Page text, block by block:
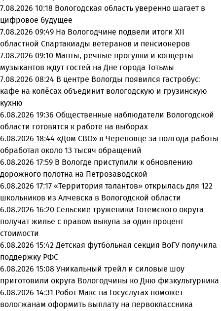
7.08.2026 10:18 Вологодская область уверенно шагает в
цифровое будущее
7.08.2026 09:49 На Вологодчине подвели итоги XII
областной Спартакиады ветеранов и пенсионеров
7.08.2026 09:10 Манты, речные прогулки и концерты
музыкантов ждут гостей на Дне города Тотьмы
7.08.2026 08:24 В центре Вологды появился гастробус:
кафе на колёсах объединит вологодскую и грузинскую
кухню
6.08.2026 19:36 Общественные наблюдатели Вологодской
области готовятся к работе на выборах
6.08.2026 18:44 «Дом СВО» в Череповце за полгода работы
обработал около 13 тысяч обращений
6.08.2026 17:59 В Вологде приступили к обновлению
дорожного полотна на Петрозаводской
6.08.2026 17:17 «Территория талантов» открылась для 122
школьников из Алчевска в Вологодской области
6.08.2026 16:20 Сельские труженики Тотемского округа
получат жилье с правом выкупа за один процент
стоимости
6.08.2026 15:42 Детская футбольная секция ВоГУ получила
поддержку РФС
6.08.2026 15:08 Уникальный трейл и силовые шоу
приготовили округа Вологодчины ко Дню физкультурника
6.08.2026 14:31 Робот Макс на Госуслугах поможет
вологжанам оформить выплату на первоклассника